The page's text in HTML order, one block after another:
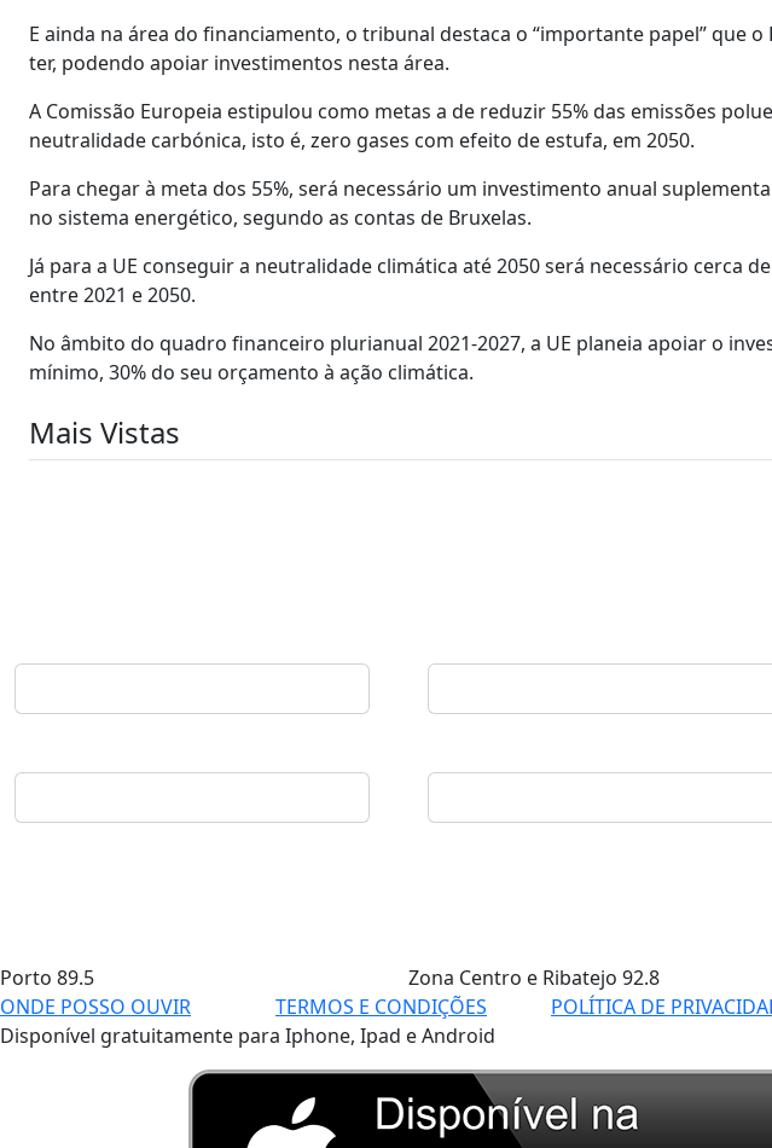
E ainda na área do financiamento, o tribunal destaca o “importante papel” que
ter, podendo apoiar investimentos nesta área.
A Comissão Europeia estipulou como metas a de reduzir 55% das emissões
neutralidade carbónica, isto é, zero gases com efeito de estufa, em 2050.
Para chegar à meta dos 55%, será necessário um investimento anual
no sistema energético, segundo as contas de Bruxelas.
Já para a UE conseguir a neutralidade climática até 2050 será necessário cerca
entre 2021 e 2050.
No âmbito do quadro financeiro plurianual 2021-2027, a UE planeia apoiar o
mínimo, 30% do seu orçamento à ação climática.
Mais Vistas
Porto 89.5 Zona Centro e Ribatejo 92.8
ONDE POSSO OUVIR
TERMOS E CONDIÇÕES POLÍTICA DE
Disponível gratuitamente para Iphone, Ipad e Android